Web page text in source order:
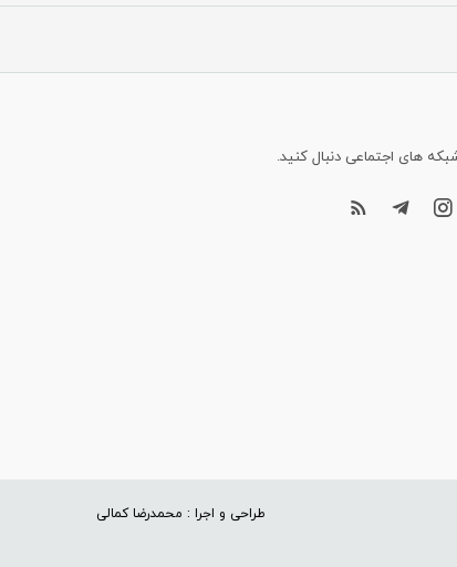
های اجتماعی دنبال کنید.
طراحی و اجرا : محمدرضا کمالی